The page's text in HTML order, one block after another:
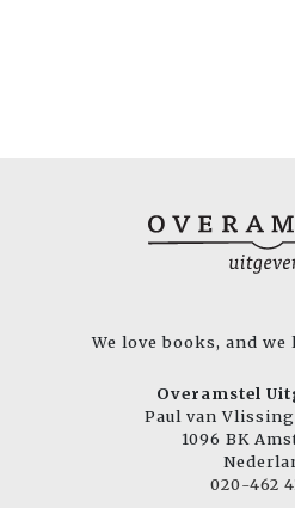
We love books, and
Overamstel
Paul van
1096 BK
020-462